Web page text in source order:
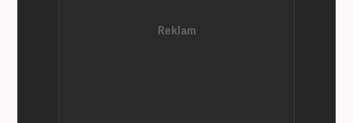
Kanal 7 Medya Grubu’na bağlı Haber7.com’da editör